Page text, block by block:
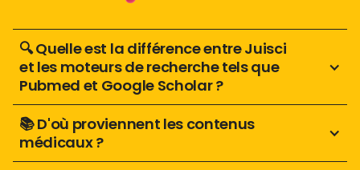
🔍 Quelle est la différence entre Juisci
et les moteurs de recherche tels que
Pubmed et Google Scholar ?
📚 D'où proviennent les contenus
médicaux ?